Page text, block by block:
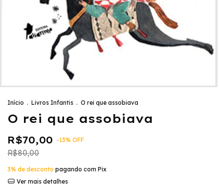
Início . Livros Infantis . O rei que assobiava
O rei que assobiava
R$70,00 -13% OFF
R$80,00
3% de desconto pagando com Pix
Ver mais detalhes